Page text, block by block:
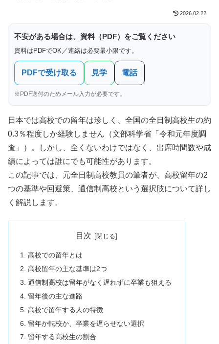
2026.02.22
不安がある場合は、資料（PDF）をご覧ください
資料はPDFでOK／連絡は必要最小限です。
PDFで受け取る 見学 電話
※PDF送付のためメール入力が必要です。
日本では高校での留年は珍しく、全国の全日制高校生の約
0.3％程度しか経験しません（文部科学省「令和元年度調
査」）。しかし、全くないわけではなく、出席時間数や成
績によっては誰にでも可能性があります。
この記事では、元全日制高校教員の筆者が、高校留年の2
つの基準や回避策、通信制高校という選択肢について詳し
く解説します。
目次
高校での留年とは
高校留年の主な基準は2つ
通信制高校は留年がなく遅れずに卒業も狙える
留年後の主な進路
高校で留年する人の特徴
留年か転校か、卒業を遅らせない選択
留年する高校生の割合